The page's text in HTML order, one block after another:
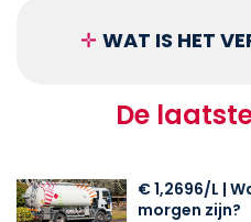
✛ WAT IS HET
De
€ 1,2696/L |
morgen zijn?